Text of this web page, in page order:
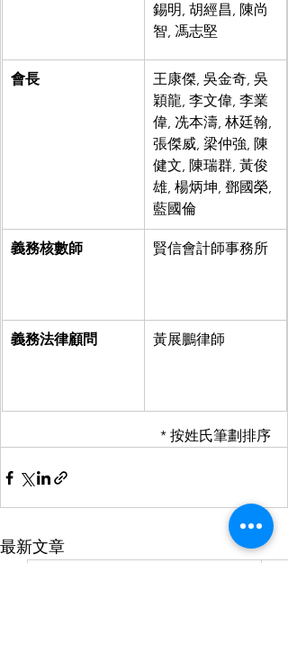
錫明, 胡經昌, 陳尚
智, 馮志堅
會長
​王康傑, 吳金奇, 吳
穎龍, 李文偉, 李業
偉, 冼本濤, 林廷翰,
張傑威, 梁仲強, 陳
健文, 陳瑞群, 黃俊
雄, 楊炳坤, 鄧國榮,
藍國倫
義務核數師 賢信會計師事務所
義務法律顧問 黃展鵬律師
* 按姓氏筆劃排序
最新文章